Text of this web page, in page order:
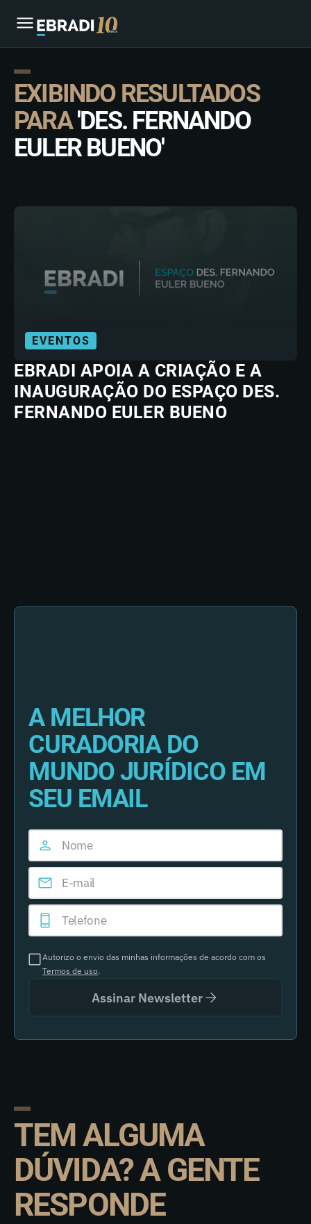
EXIBINDO RESULTADOS
PARA'DES. FERNANDO
EULER BUENO'
EVENTOS
EBRADI APOIA A CRIAÇÃO E A
INAUGURAÇÃO DO ESPAÇO DES.
FERNANDO EULER BUENO
A MELHOR
CURADORIA DO
MUNDO JURÍDICO EM
SEU EMAIL
Autorizo o envio das minhas informações de acordo com os
Termos de uso.
Assinar Newsletter
TEM ALGUMA
DÚVIDA? A GENTE
RESPONDE